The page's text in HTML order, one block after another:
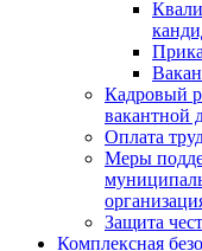
Кадровый
вакантной
Оплата
Меры
Защита
Комплексная